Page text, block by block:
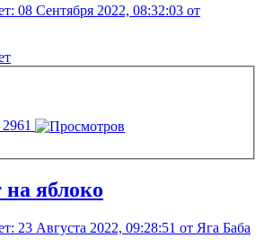
08 Сентября 2022, 08:32:03 от
2961
яблоко
23 Августа 2022, 09:28:51 от Яга Баба